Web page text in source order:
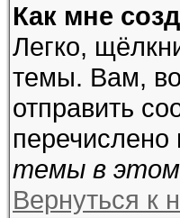
Как мне
Легко,
темы. Вам,
отправить
темы в
Вернуться к